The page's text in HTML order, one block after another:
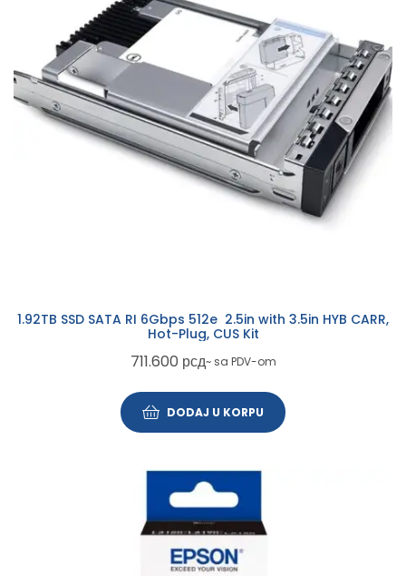
1.92TB SSD SATA RI 6Gbps 512e 2.5in with 3.5in HYB CARR,
Hot-Plug, CUS Kit
711.600 рсд~ sa PDV-om
DODAJ U KORPU